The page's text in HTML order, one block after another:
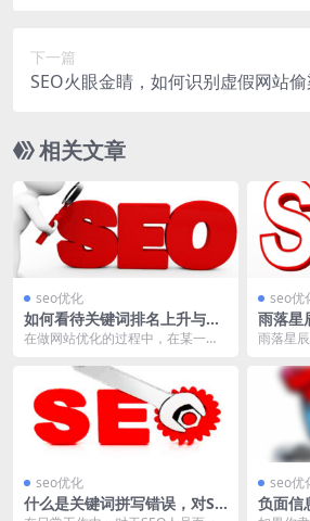
下一篇
SEO火眼金睛，如何识别虚假网站偷
相关文章
seo优化
如何看待关键词排名上升与下
降？
在做网站优化的过程中，在某一个
浮动的问题，通常而言...
seo优
雨落星
是该独
雨落星
解，貌
seo优化
什么是关键词拼写错误，对SE
seo优
负面信